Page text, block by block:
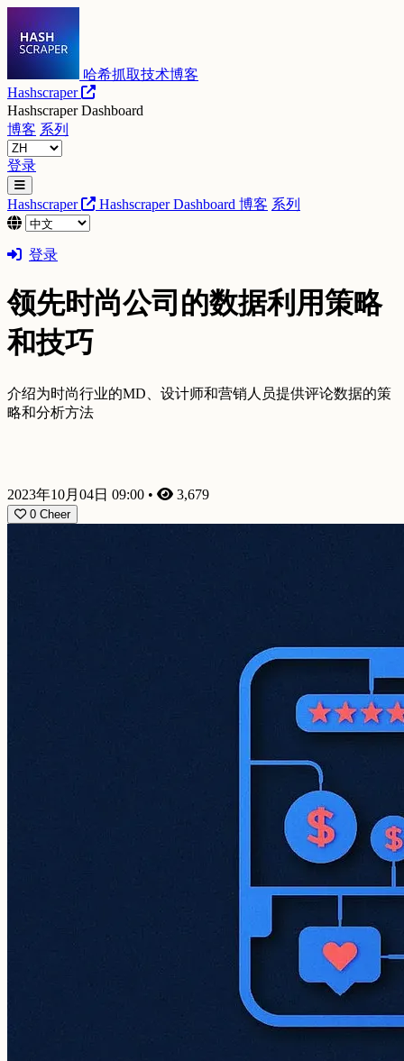
哈希抓取技术博客
Hashscraper
Hashscraper Dashboard
博客 系列
登录
Hashscraper Hashscraper Dashboard 博客 系列
登录
领先时尚公司的数据利用策略
和技巧
介绍为时尚行业的MD、设计师和营销人员提供评论数据的策
略和分析方法
2023年10月04日 09:00 • 3,679
0 Cheer